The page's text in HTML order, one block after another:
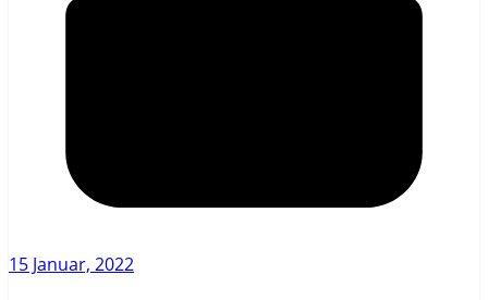
15 Januar, 2022